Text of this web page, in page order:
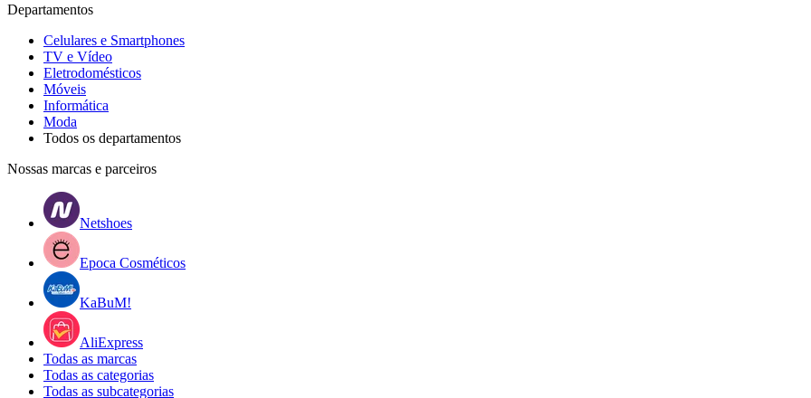
Departamentos
Celulares e Smartphones
TV e Vídeo
Eletrodomésticos
Móveis
Informática
Moda
Todos os departamentos
Nossas marcas e parceiros
Netshoes
Epoca Cosméticos
KaBuM!
AliExpress
Todas as marcas
Todas as categorias
Todas as subcategorias